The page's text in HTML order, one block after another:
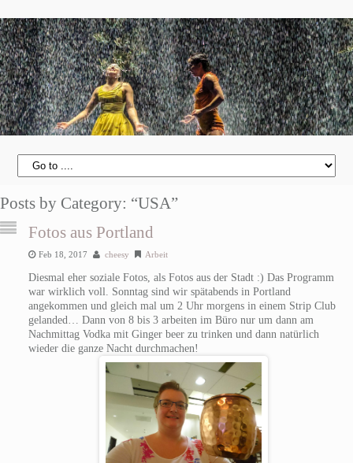
Posts by Category: “USA”
Fotos aus Portland
Feb 18, 2017 cheesy Arbeit
Diesmal eher soziale Fotos, als Fotos aus der Stadt :) Das Programm
war wirklich voll. Sonntag sind wir spätabends in Portland
angekommen und gleich mal um 2 Uhr morgens in einem Strip Club
gelanded… Dann von 8 bis 3 arbeiten im Büro nur um dann am
Nachmittag Vodka mit Ginger beer zu trinken und dann natürlich
wieder die ganze Nacht durchmachen!